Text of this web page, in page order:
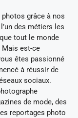
grâce à nos
des métiers les
tout le monde
Mais est-ce
êtes passionné
à réussir de
sociaux.
de mode, des
reportages photo